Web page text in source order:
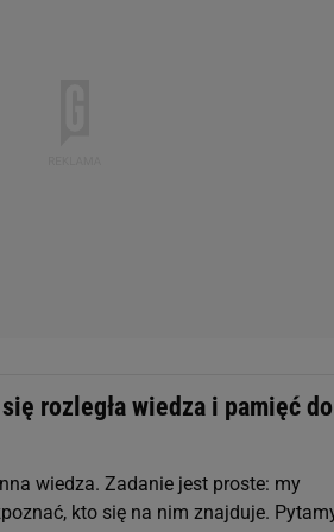
rozległa wiedza i pamięć do
wiedza. Zadanie jest proste: my
kto się na nim znajduje.